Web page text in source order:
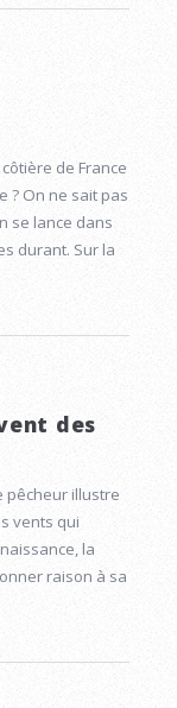
de France
? On ne sait pas
se lance dans
durant. Sur la
des
pêcheur illustre
vents qui
la
raison à sa